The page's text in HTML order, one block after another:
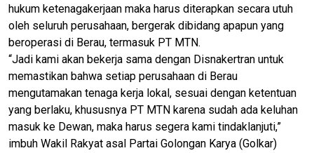
hukum ketenagakerjaan maka harus diterapkan secara utuh
oleh seluruh perusahaan, bergerak dibidang apapun yang
beroperasi di Berau, termasuk PT MTN.
“Jadi kami akan bekerja sama dengan Disnakertran untuk
memastikan bahwa setiap perusahaan di Berau
mengutamakan tenaga kerja lokal, sesuai dengan ketentuan
yang berlaku, khususnya PT MTN karena sudah ada keluhan
masuk ke Dewan, maka harus segera kami tindaklanjuti,”
imbuh Wakil Rakyat asal Partai Golongan Karya (Golkar)